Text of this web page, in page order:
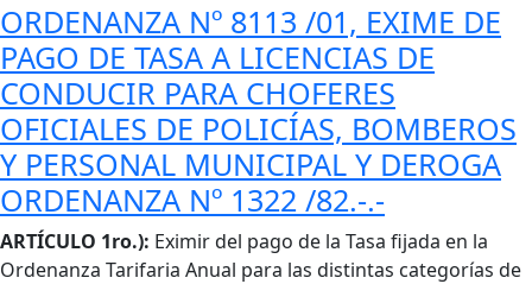
ORDENANZA Nº 8113 /01, EXIME DE
PAGO DE TASA A LICENCIAS DE
CONDUCIR PARA CHOFERES
OFICIALES DE POLICÍAS, BOMBEROS
Y PERSONAL MUNICIPAL Y DEROGA
ORDENANZA Nº 1322 /82.-.-
Cuerpo
ARTÍCULO 1ro.): Eximir del pago de la Tasa fijada en la
Ordenanza Tarifaria Anual para las distintas categorías de